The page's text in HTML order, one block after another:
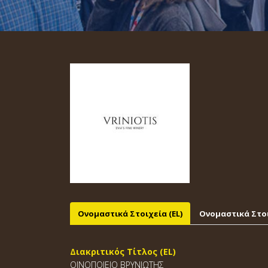
Ονομαστικά Στοιχεία (EL) Ονομαστικά
Διακριτικός Τίτλος (EL)
ΟΙΝΟΠΟΙΕΙΟ ΒΡΥΝΙΩΤΗΣ